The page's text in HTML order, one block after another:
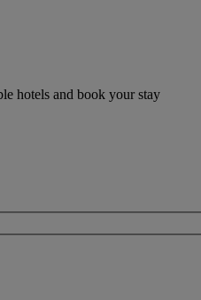
hotels and book your stay